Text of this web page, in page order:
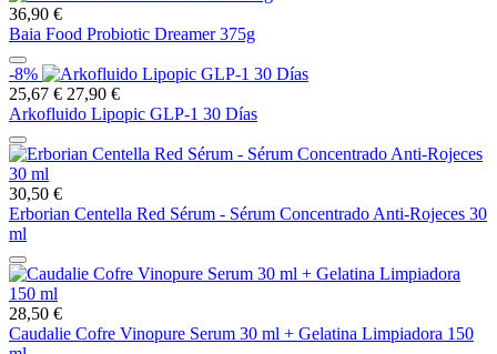
36,90 €
Baia Food Probiotic Dreamer 375g
-8%
25,67 € 27,90 €
Arkofluido Lipopic GLP-1 30 Días
30,50 €
Erborian Centella Red Sérum - Sérum Concentrado Anti-Rojeces 30
ml
28,50 €
Caudalie Cofre Vinopure Serum 30 ml + Gelatina Limpiadora 150